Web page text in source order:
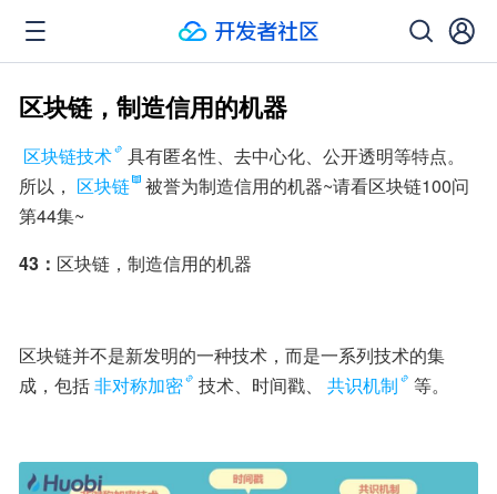
区块链，制造信用的机器
区块链技术
具有匿名性、去中心化、公开透明等特点。
所以， 区块链
被誉为制造信用的机器~请看区块链100问
第44集~
43： 区块链，制造信用的机器
区块链并不是新发明的一种技术，而是一系列技术的集
成，包括非对称加密 技术、时间戳、 共识机制 等。